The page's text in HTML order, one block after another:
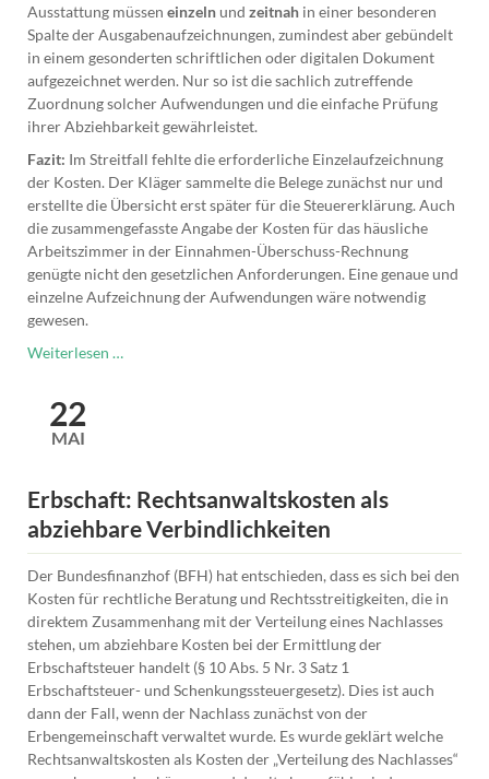
Ausstattung müssen einzelnund zeitnahin einer besonderen
Spalte der Ausgabenaufzeichnungen, zumindest aber gebündelt
in einem gesonderten schriftlichen oder digitalen Dokument
aufgezeichnet werden. Nur so ist die sachlich zutreffende
Zuordnung solcher Aufwendungen und die einfache Prüfung
ihrer Abziehbarkeit gewährleistet.
Fazit: Im Streitfall fehlte die erforderliche Einzelaufzeichnung
der Kosten. Der Kläger sammelte die Belege zunächst nur und
erstellte die Übersicht erst später für die Steuererklärung. Auch
die zusammengefasste Angabe der Kosten für das häusliche
Arbeitszimmer in der Einnahmen-Überschuss-Rechnung
genügte nicht den gesetzlichen Anforderungen. Eine genaue und
einzelne Aufzeichnung der Aufwendungen wäre notwendig
gewesen.
Weiterlesen …
22
MAI
Erbschaft: Rechtsanwaltskosten als
abziehbare Verbindlichkeiten
Der Bundesfinanzhof (BFH) hat entschieden, dass es sich bei den
Kosten für rechtliche Beratung und Rechtsstreitigkeiten, die in
direktem Zusammenhang mit der Verteilung eines Nachlasses
stehen, um abziehbare Kosten bei der Ermittlung der
Erbschaftsteuer handelt (§ 10 Abs. 5 Nr. 3 Satz 1
Erbschaftsteuer- und Schenkungssteuergesetz). Dies ist auch
dann der Fall, wenn der Nachlass zunächst von der
Erbengemeinschaft verwaltet wurde. Es wurde geklärt welche
Rechtsanwaltskosten als Kosten der „Verteilung des Nachlasses“